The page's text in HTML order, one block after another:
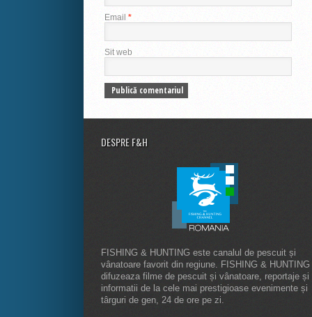
Email*
Sit web
DESPRE F&H
FISHING & HUNTING este canalul de pescuit și
vânatoare favorit din regiune. FISHING & HUNTING
difuzeaza filme de pescuit și vânatoare, reportaje și
informatii de la cele mai prestigioase evenimente și
târguri de gen, 24 de ore pe zi.